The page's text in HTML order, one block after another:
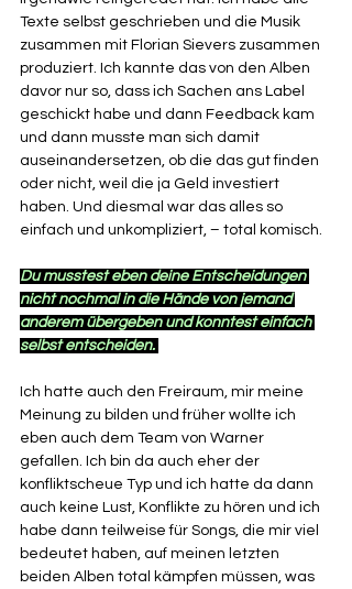
Texte selbst geschrieben und die Musik
zusammen mit Florian Sievers zusammen
produziert. Ich kannte das von den Alben
davor nur so, dass ich Sachen ans Label
geschickt habe und dann Feedback kam
und dann musste man sich damit
auseinandersetzen, ob die das gut finden
oder nicht, weil die ja Geld investiert
haben. Und diesmal war das alles so
einfach und unkompliziert, – total komisch.
Du musstest eben deine Entscheidungen
nicht nochmal in die Hände von jemand
anderem übergeben und konntest einfach
selbst entscheiden.
Ich hatte auch den Freiraum, mir meine
Meinung zu bilden und früher wollte ich
eben auch dem Team von Warner
gefallen. Ich bin da auch eher der
konfliktscheue Typ und ich hatte da dann
auch keine Lust, Konflikte zu hören und ich
habe dann teilweise für Songs, die mir viel
bedeutet haben, auf meinen letzten
beiden Alben total kämpfen müssen, was